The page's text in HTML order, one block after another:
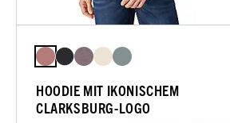
HOODIE MIT IKONISCHEM
CLARKSBURG-LOGO